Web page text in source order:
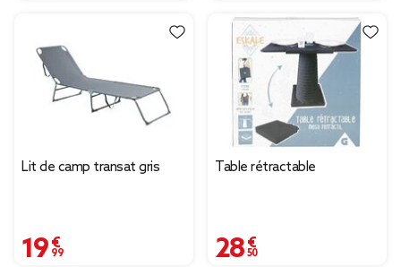
Lit de camp transat gris
19,99 €
Table rétractable
28,50 €